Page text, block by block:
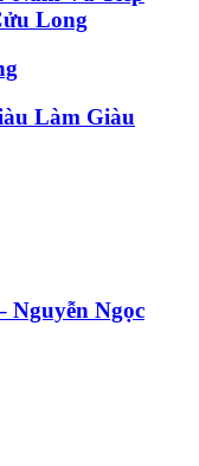
Long
Làm Giàu
Nguyễn Ngọc